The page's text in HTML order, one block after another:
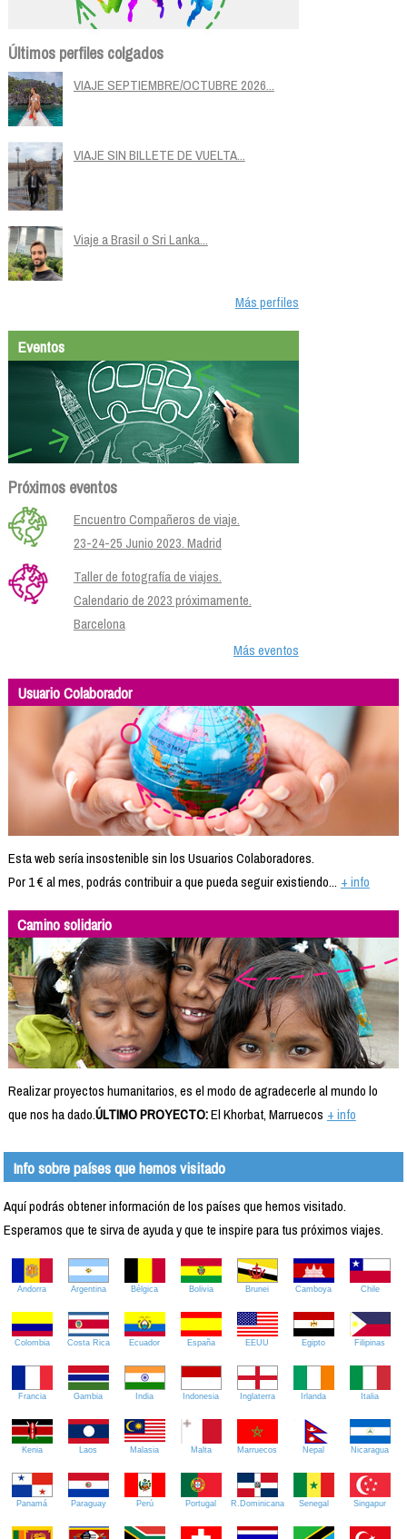
Últimos perfiles colgados
VIAJE SEPTIEMBRE/OCTUBRE 2026...
VIAJE SIN BILLETE DE VUELTA...
Viaje a Brasil o Sri Lanka...
Más perfiles
Eventos
Próximos eventos
Encuentro Compañeros de viaje.
23-24-25 Junio 2023. Madrid
Taller de fotografía de viajes.
Calendario de 2023 próximamente.
Barcelona
Más eventos
Usuario Colaborador
Esta web sería insostenible sin los Usuarios Colaboradores.
Por 1 € al mes, podrás contribuir a que pueda seguir existiendo... + info
Camino solidario
Realizar proyectos humanitarios, es el modo de agradecerle al mundo lo
que nos ha dado.ÚLTIMO PROYECTO:El Khorbat, Marruecos + info
Info sobre países que hemos visitado
Aquí podrás obtener información de los países que hemos visitado.
Esperamos que te sirva de ayuda y que te inspire para tus próximos viajes.
Andorra Argentina Bélgica Bolivia Brunei Camboya Chile
Colombia Costa Rica Ecuador España EEUU Egipto Filipinas
Francia Gambia India Indonesia Inglaterra Irlanda Italia
Kenia Laos Malasia Malta Marruecos Nepal Nicaragua
Panamá Paraguay Perú Portugal R.Dominicana Senegal Singapur